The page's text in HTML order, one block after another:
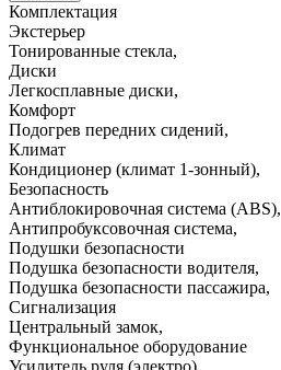
Комплектация
Экстерьер
Тонированные стекла,
Диски
Легкосплавные диски,
Комфорт
Подогрев передних сидений,
Климат
Кондиционер (климат 1-зонный),
Безопасность
Антиблокировочная система (ABS),
Антипробуксовочная система,
Подушки безопасности
Подушка безопасности водителя,
Подушка безопасности пассажира,
Сигнализация
Центральный замок,
Функциональное оборудование
Усилитель руля (электро),